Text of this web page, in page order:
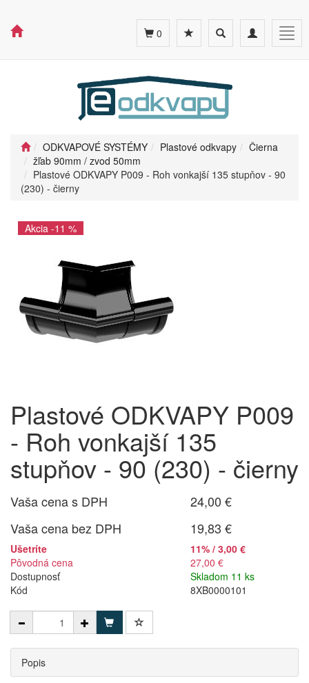
Toggle
navigation
Toggle
search
0
ODKVAPOVÉ SYSTÉMY Plastové odkvapy
Čierna
žľab 90mm / zvod 50mm
Plastové ODKVAPY P009 - Roh vonkajší 135 stupňov - 90
(230) - čierny
Akcia -11 %
Plastové ODKVAPY P009
- Roh vonkajší 135
stupňov - 90 (230) - čierny
Vaša cena s DPH
24,00 €
Vaša cena bez DPH
19,83 €
Ušetríte
11% / 3,00 €
Pôvodná cena
27,00 €
Dostupnosť
Skladom 11 ks
Kód
8XB0000101
Popis